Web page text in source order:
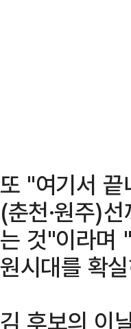
또 "여기서 끝
(춘천·원주)
는 것"이라며
원시대를 확
김 후보의 이